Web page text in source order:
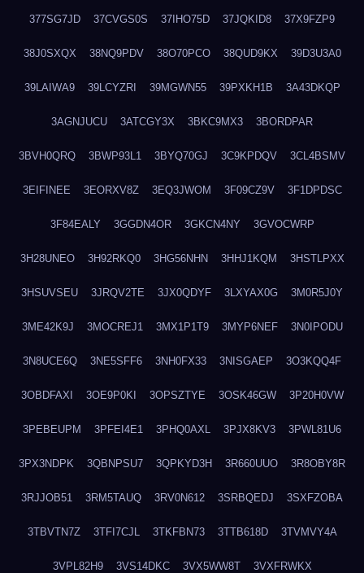
377SG7JD 37CVGS0S 37IHO75D 37JQKID8 37X9FZP9
38J0SXQX 38NQ9PDV 38O70PCO 38QUD9KX 39D3U3A0
39LAIWA9 39LCYZRI 39MGWN55 39PXKH1B 3A43DKQP
3AGNJUCU 3ATCGY3X 3BKC9MX3 3BORDPAR
3BVH0QRQ 3BWP93L1 3BYQ70GJ 3C9KPDQV 3CL4BSMV
3EIFINEE 3EORXV8Z 3EQ3JWOM 3F09CZ9V 3F1DPDSC
3F84EALY 3GGDN4OR 3GKCN4NY 3GVOCWRP
3H28UNEO 3H92RKQ0 3HG56NHN 3HHJ1KQM 3HSTLPXX
3HSUVSEU 3JRQV2TE 3JX0QDYF 3LXYAX0G 3M0R5J0Y
3ME42K9J 3MOCREJ1 3MX1P1T9 3MYP6NEF 3N0IPODU
3N8UCE6Q 3NE5SFF6 3NH0FX33 3NISGAEP 3O3KQQ4F
3OBDFAXI 3OE9P0KI 3OPSZTYE 3OSK46GW 3P20H0VW
3PEBEUPM 3PFEI4E1 3PHQ0AXL 3PJX8KV3 3PWL81U6
3PX3NDPK 3QBNPSU7 3QPKYD3H 3R660UUO 3R8OBY8R
3RJJOB51 3RM5TAUQ 3RV0N612 3SRBQEDJ 3SXFZOBA
3TBVTN7Z 3TFI7CJL 3TKFBN73 3TTB618D 3TVMVY4A
3VPL82H9 3VS14DKC 3VX5WW8T 3VXFRWKX